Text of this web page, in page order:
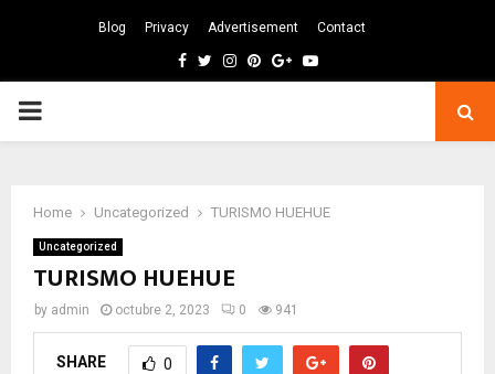
Blog Privacy Advertisement Contact
Facebook
TwitterInstagram
Pinterest
GoogleYoutube
PRIMARY
Home Uncategorized TURISMO HUEHUE
Uncategorized
TURISMO HUEHUE
by admin octubre 2, 2023 0 941
SHARE 0